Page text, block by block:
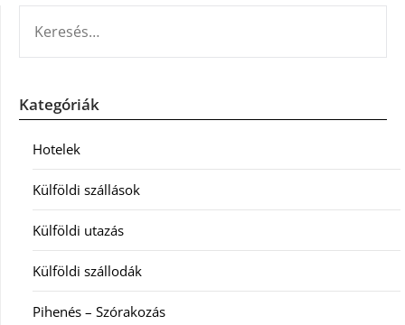
Kategóriák
Hotelek
Külföldi szállások
Külföldi utazás
Külföldi szállodák
Pihenés – Szórakozás